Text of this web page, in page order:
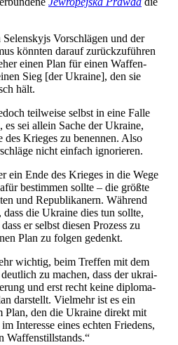
Vor­schlä­gen und der
könnten darauf zurück­zu­füh­ren
einen Plan für einen Waf­fen­
Sieg [der Ukraine], den sie
hält.
teil­weise selbst in eine Falle
sei allein Sache der Ukraine,
Krieges zu benen­nen. Also
nicht einfach ignorieren.
ein Ende des Krieges in die Wege
bestim­men sollte – die größte
und Repu­bli­ka­nern. Während
die Ukraine dies tun sollte,
er selbst diesen Prozess zu
Plan zu folgen gedenkt.
wichtig, beim Treffen mit dem
zu machen, dass der ukrai­
und erst recht keine diplo­ma­
dar­stellt. Viel­mehr ist es ein
Plan, den die Ukraine direkt mit
Inter­esse eines echten Frie­dens,
Waffenstillstands.“